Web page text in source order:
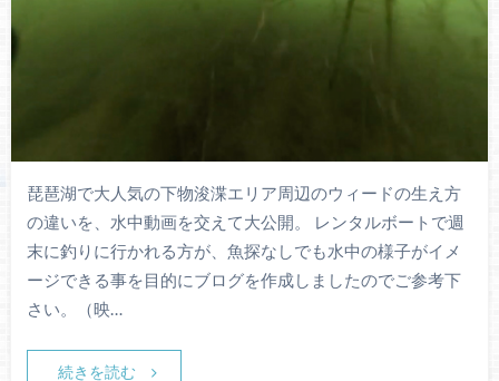
琵琶湖で大人気の下物浚渫エリア周辺のウィードの生え方
の違いを、水中動画を交えて大公開。 レンタルボートで週
末に釣りに行かれる方が、魚探なしでも水中の様子がイメ
ージできる事を目的にブログを作成しましたのでご参考下
さい。（映…
続きを読む